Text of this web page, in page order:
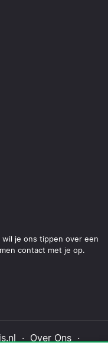
je ons tippen over een
contact met je op.
· Over Ons·